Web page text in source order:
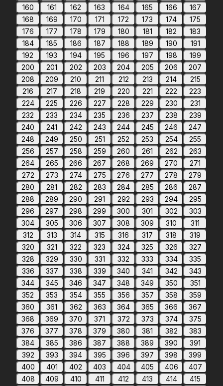
160
161 162 163 164 165 166
167
168
169 170 171 172 173 174
175
176
177 178 179 180 181 182
183
184
185 186 187 188 189 190
191
192
193 194 195 196 197 198
199
200
201 202 203 204 205 206
207
208
209 210 211 212 213 214
215
216
217 218 219 220 221 222
223
224
225 226 227 228 229 230
231
232
233 234 235 236 237 238
239
240
241 242 243 244 245 246
247
248
249 250 251 252 253 254
255
256
257 258 259 260 261 262
263
264
265 266 267 268 269 270
271
272
273 274 275 276 277 278
279
280
281 282 283 284 285 286
287
288
289 290 291 292 293 294
295
296
297 298 299 300 301 302
303
304
305 306 307 308 309 310
311
312
313 314 315 316 317 318
319
320
321 322 323 324 325 326
327
328
329 330 331 332 333 334
335
336
337 338 339 340 341 342
343
344
345 346 347 348 349 350
351
352
353 354 355 356 357 358
359
360
361 362 363 364 365 366
367
368
369 370 371 372 373 374
375
376
377 378 379 380 381 382
383
384
385 386 387 388 389 390
391
392
393 394 395 396 397 398
399
400
401 402 403 404 405 406
407
408
409 410 411 412 413 414
415